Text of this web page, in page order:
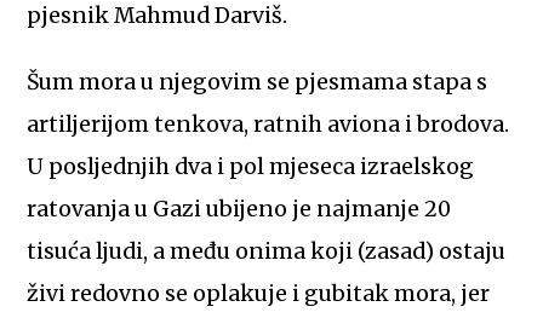
pjesnik Mahmud Darviš.
Šum mora u njegovim se pjesmama stapa s
artiljerijom tenkova, ratnih aviona i brodova.
U posljednjih dva i pol mjeseca izraelskog
ratovanja u Gazi ubijeno je najmanje 20
tisuća ljudi, a među onima koji (zasad) ostaju
živi redovno se oplakuje i gubitak mora, jer